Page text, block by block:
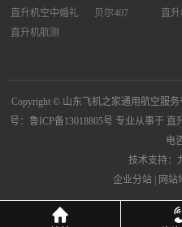
直升机空中婚礼
直升机航测
贝尔407
直
Copyright © 山东飞机之家通用航空服务
号：鲁ICP备13018805号 专业从事于 直
电
技术支持：
企业分站| 网站